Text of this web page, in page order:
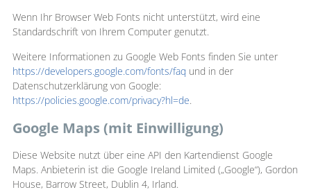
Wenn Ihr Browser Web Fonts nicht unterstützt, wird eine
Standardschrift von Ihrem Computer genutzt.
Weitere Informationen zu Google Web Fonts finden Sie unter
https://developers.google.com/fonts/faq und in der
Datenschutzerklärung von Google:
https://policies.google.com/privacy?hl=de.
Google Maps (mit Einwilligung)
Diese Website nutzt über eine API den Kartendienst Google
Maps. Anbieterin ist die Google Ireland Limited („Google“), Gordon
House, Barrow Street, Dublin 4, Irland.